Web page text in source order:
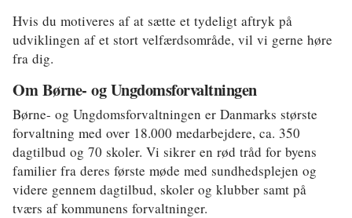
Hvis du motiveres af at sætte et tydeligt aftryk på
udviklingen af et stort velfærdsområde, vil vi gerne høre
fra dig.
Om Børne- og Ungdomsforvaltningen
Børne- og Ungdomsforvaltningen er Danmarks største
forvaltning med over 18.000 medarbejdere, ca. 350
dagtilbud og 70 skoler. Vi sikrer en rød tråd for byens
familier fra deres første møde med sundhedsplejen og
videre gennem dagtilbud, skoler og klubber samt på
tværs af kommunens forvaltninger.